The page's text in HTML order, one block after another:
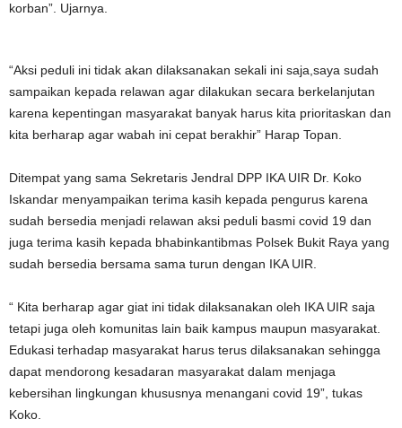
korban”. Ujarnya.
“Aksi peduli ini tidak akan dilaksanakan sekali ini saja,saya sudah
sampaikan kepada relawan agar dilakukan secara berkelanjutan
karena kepentingan masyarakat banyak harus kita prioritaskan dan
kita berharap agar wabah ini cepat berakhir” Harap Topan.
Ditempat yang sama Sekretaris Jendral DPP IKA UIR Dr. Koko
Iskandar menyampaikan terima kasih kepada pengurus karena
sudah bersedia menjadi relawan aksi peduli basmi covid 19 dan
juga terima kasih kepada bhabinkantibmas Polsek Bukit Raya yang
sudah bersedia bersama sama turun dengan IKA UIR.
“ Kita berharap agar giat ini tidak dilaksanakan oleh IKA UIR saja
tetapi juga oleh komunitas lain baik kampus maupun masyarakat.
Edukasi terhadap masyarakat harus terus dilaksanakan sehingga
dapat mendorong kesadaran masyarakat dalam menjaga
kebersihan lingkungan khususnya menangani covid 19”, tukas
Koko.